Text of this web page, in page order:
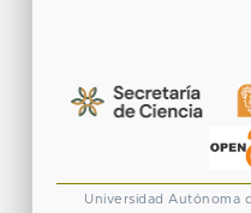
Universidad Autónoma